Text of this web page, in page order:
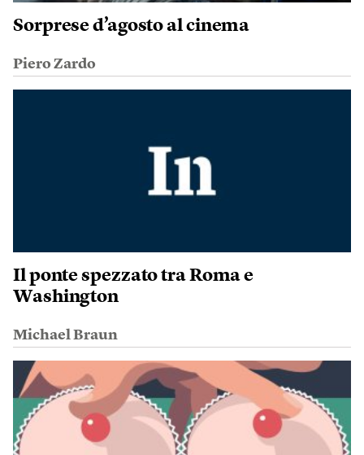
Sorprese d’agosto al cinema
Piero Zardo
Il ponte spezzato tra Roma e
Washington
Michael Braun